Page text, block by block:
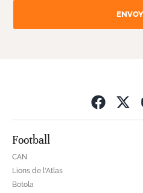
Football
CAN
Lions de l'Atlas
Botola